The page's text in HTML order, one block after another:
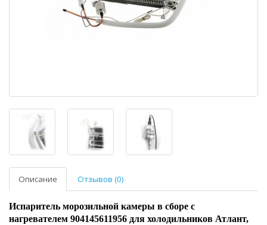
Описание Отзывов (0)
Испаритель морозильной камеры в сборе с
нагревателем 904145611956 для холодильников Атлант,